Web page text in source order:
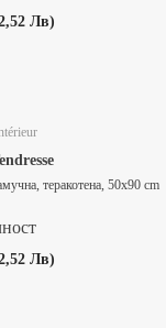
Лв)
теракотена, 50x90 cm
Лв)